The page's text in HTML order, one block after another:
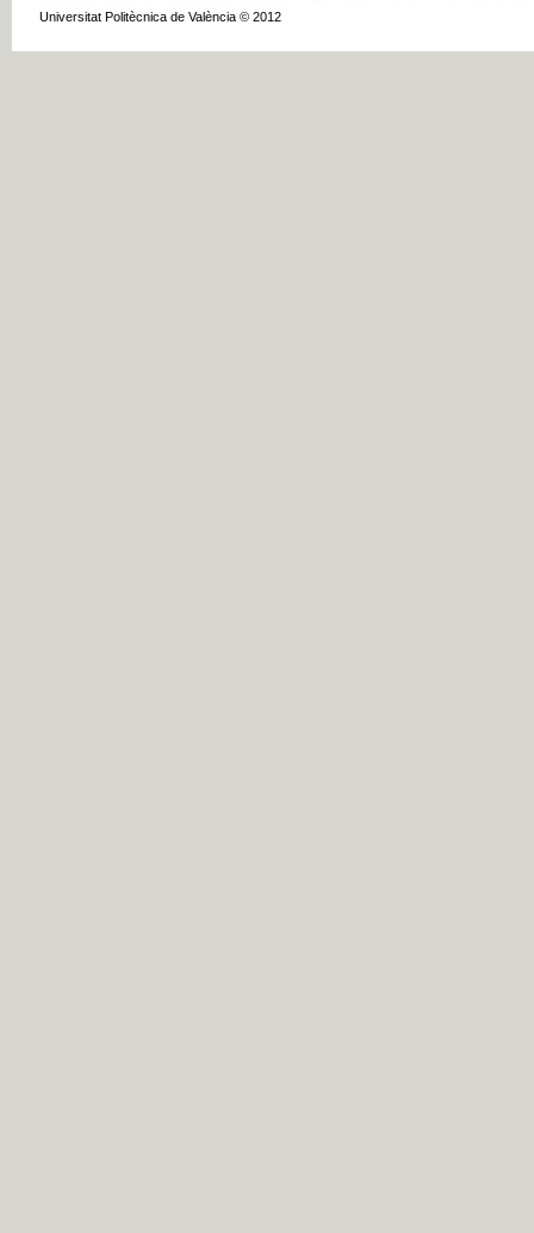
Universitat Politècnica de València © 2012